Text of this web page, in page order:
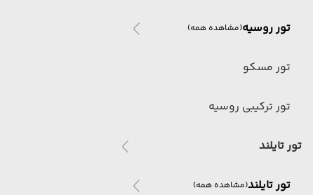
تور روسیه(مشاهده همه)
تور مسکو
تور ترکیبی روسیه
تور تایلند
تور تایلند(مشاهده همه)